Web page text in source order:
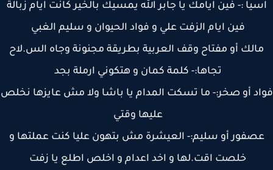
:- فين ايامك يا جابر الله يمسيك بالخير كانت ايام زبالة
فين ايام الزفت علي و فواد الحيوان و سليم الغبي
أو مفتاح وقف العربية بطريقة مجنونة وجاه الس.لاح
تجاها:- كلمة كمان و هتكوني ارملة بجد
أو صخر:- ما تسكت المدام يا باشا ولا مش عايزها نخلص
عليها وقتي
أو سليم:- العيشرة مش بتهون عليا كنت عملتها و
خلصت اقت.لها و اخد اعدام و اخلص اطلع يا زفت